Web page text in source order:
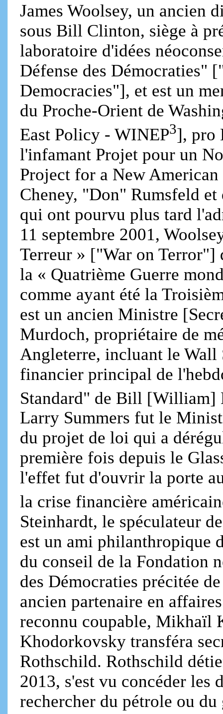
James Woolsey, un ancien
sous Bill Clinton, siège à
laboratoire d'idées
Défense des Démocraties"
Democracies"], et est un
du Proche-Orient de
East Policy - WINEP3], pro
l'infamant Projet pour un
Project for a New
Cheney, "Don" Rumsfeld et
qui ont pourvu plus tard
11 septembre 2001,
Terreur » ["War on Terror"]
la « Quatrième Guerre
comme ayant été la
est un ancien Ministre
Murdoch, propriétaire de
Angleterre, incluant le Wall
financier principal de
Standard" de Bill [William]
Larry Summers fut le
du projet de loi qui a
première fois depuis le
l'effet fut d'ouvrir la porte
la crise financière
Steinhardt, le spéculateur
est un ami philanthropique
du conseil de la Fondation
des Démocraties précitée
ancien partenaire en
reconnu coupable, Mikhaïl
Khodorkovsky transféra
Rothschild. Rothschild
2013, s'est vu concéder
rechercher du pétrole ou du